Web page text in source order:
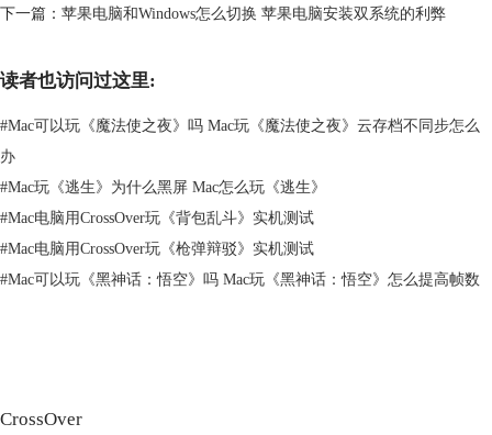
图2：Apple Store
数量：与苹果电脑相配套的软件，在数量上无法与Windows相比拟，
Windows系统中的应用数量繁多，适合苹果电脑的软件则比较少。
质量：在软件质量方面，尤其是图像处理相关软件，苹果电脑是非常专业
1.优点
下一篇： 苹果电脑和Windows怎么切换 苹果电脑安装双系统的利弊
读者也访问过这里:
#Mac可以玩《魔法使之夜》吗 Mac玩《魔法使之夜》云存档不同步怎么
办
#Mac玩《逃生》为什么黑屏 Mac怎么玩《逃生》
#Mac电脑用CrossOver玩《背包乱斗》实机测试
#Mac电脑用CrossOver玩《枪弹辩驳》实机测试
#Mac可以玩《黑神话：悟空》吗 Mac玩《黑神话：悟空》怎么提高帧数
CrossOver